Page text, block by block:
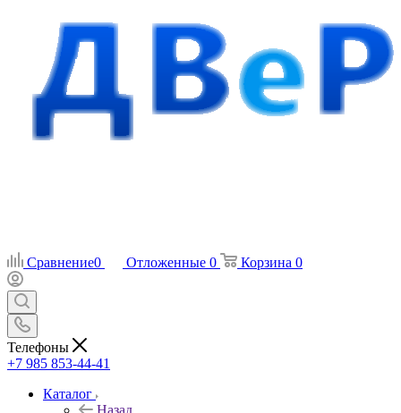
Сравнение0 Отложенные 0 Корзина 0
Телефоны
+7 985 853-44-41
Каталог
Назад